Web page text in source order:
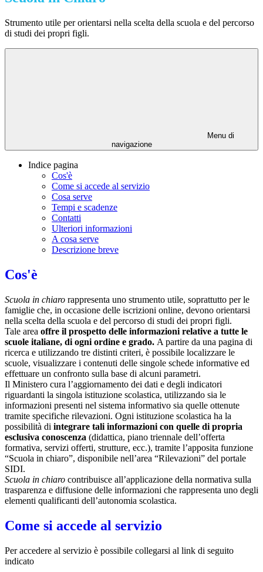
Strumento utile per orientarsi nella scelta della scuola e del percorso
di studi dei propri figli.
Menu di
navigazione
Indice pagina
Cos'è
Come si accede al servizio
Cosa serve
Tempi e scadenze
Contatti
Ulteriori informazioni
A cosa serve
Descrizione breve
Cos'è
Scuola in chiaro rappresenta uno strumento utile, soprattutto per le
famiglie che, in occasione delle iscrizioni online, devono orientarsi
nella scelta della scuola e del percorso di studi dei propri figli.
Tale area offre il prospetto delle informazioni relative a tutte le
scuole italiane, di ogni ordine e grado. A partire da una pagina di
ricerca e utilizzando tre distinti criteri, è possibile localizzare le
scuole, visualizzare i contenuti delle singole schede informative ed
effettuare un confronto sulla base di alcuni parametri.
Il Ministero cura l’aggiornamento dei dati e degli indicatori
riguardanti la singola istituzione scolastica, utilizzando sia le
informazioni presenti nel sistema informativo sia quelle ottenute
tramite specifiche rilevazioni. Ogni istituzione scolastica ha la
possibilità di integrare tali informazioni con quelle di propria
esclusiva conoscenza (didattica, piano triennale dell’offerta
formativa, servizi offerti, strutture, ecc.), tramite l’apposita funzione
“Scuola in chiaro”, disponibile nell’area “Rilevazioni” del portale
SIDI.
Scuola in chiaro contribuisce all’applicazione della normativa sulla
trasparenza e diffusione delle informazioni che rappresenta uno degli
elementi qualificanti dell’autonomia scolastica.
Come si accede al servizio
Per accedere al servizio è possibile collegarsi al link di seguito
indicato